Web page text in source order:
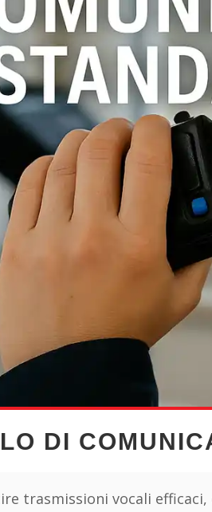
DI
trasmissioni vocali